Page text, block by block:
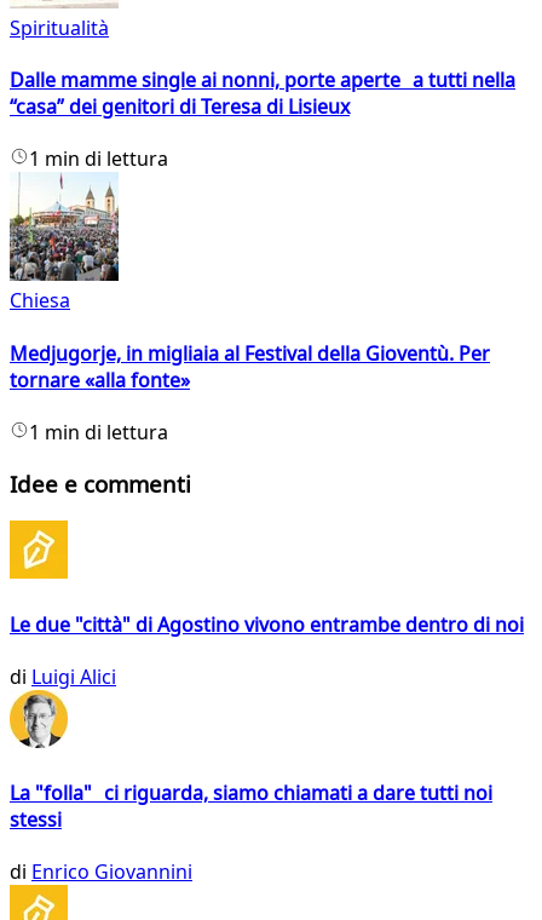
Spiritualità
Dalle mamme single ai nonni, porte aperte a tutti nella
“casa” dei genitori di Teresa di Lisieux
1 min di lettura
Chiesa
Medjugorje, in migliaia al Festival della Gioventù. Per
tornare «alla fonte»
1 min di lettura
Idee e commenti
Le due "città" di Agostino vivono entrambe dentro di noi
di Luigi Alici
La "folla" ci riguarda, siamo chiamati a dare tutti noi
stessi
di Enrico Giovannini